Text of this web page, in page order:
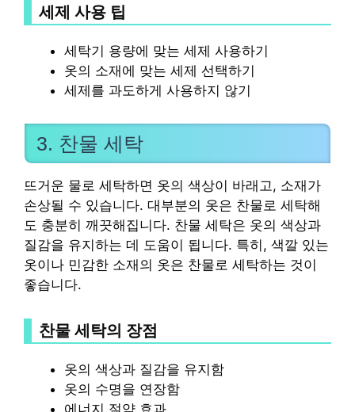
세제 사용 팁
세탁기 용량에 맞는 세제 사용하기
옷의 소재에 맞는 세제 선택하기
세제를 과도하게 사용하지 않기
3. 찬물 세탁
뜨거운 물로 세탁하면 옷의 색상이 바래고, 소재가
손상될 수 있습니다. 대부분의 옷은 찬물로 세탁해
도 충분히 깨끗해집니다. 찬물 세탁은 옷의 색상과
질감을 유지하는 데 도움이 됩니다. 특히, 색깔 있는
옷이나 민감한 소재의 옷은 찬물로 세탁하는 것이
좋습니다.
찬물 세탁의 장점
옷의 색상과 질감을 유지함
옷의 수명을 연장함